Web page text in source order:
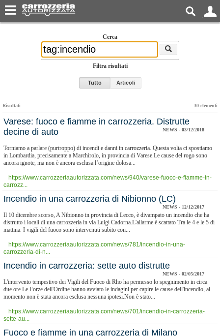
Cerca
Filtra risultati
Tutto Articoli
Risultati 30 elementi
Varese: fuoco e fiamme in carrozzeria. Distrutte
decine di auto
NEWS - 03/12/2018
Torniamo a parlare (purtroppo) di incendi e danni in carrozzeria. Questa volta ci spostiamo
in Lombardia, precisamente a Marchirolo, in provincia di Varese.Le cause del rogo sono
ancora ignote, ma non è ancora esclusa l’origine dolosa...
https://www.carrozzeriaautorizzata.com/news/940/varese-fuoco-e-fiamme-in-
carrozz...
Incendio in una carrozzeria di Nibionno (LC)
NEWS - 12/12/2017
Il 10 dicembre scorso, A Nibionno in provincia di Lecco, è divampato un incendio che ha
distrutto i locali di una carrozzeria in via Luigi Cadorna.L'allarme è scattato Tra le 4 e le 5 di
mattina. I vigili del fuoco sono intervenuti subito con...
https://www.carrozzeriaautorizzata.com/news/781/incendio-in-una-
carrozzeria-di-n...
Incendio in carrozzeria: sette auto distrutte
NEWS - 02/05/2017
L'intervento tempestivo dei Vigili del Fuoco di Rho ha permesso lo spegnimento in circa
due ore.Le Forze dell'Ordine hanno avviato le indagini per capire le cause dell'incendio, al
momento non è stata ancora esclusa nessuna ipotesi.Non è stato...
https://www.carrozzeriaautorizzata.com/news/701/incendio-in-carrozzeria-
sette-au...
Fuoco e fiamme in una carrozzeria di Milano